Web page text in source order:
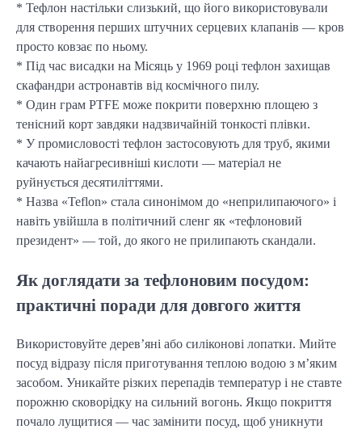
* Тефлон настільки слизький, що його використовували
для створення перших штучних серцевих клапанів — кров
просто ковзає по ньому.
* Під час висадки на Місяць у 1969 році тефлон захищав
скафандри астронавтів від космічного пилу.
* Один грам PTFE може покрити поверхню площею з
тенісний корт завдяки надзвичайній тонкості плівки.
* У промисловості тефлон застосовують для труб, якими
качають найагресивніші кислоти — матеріал не
руйнується десятиліттями.
* Назва «Teflon» стала синонімом до «неприлипаючого» і
навіть увійшла в політичний сленг як «тефлоновий
президент» — той, до якого не прилипають скандали.
Як доглядати за тефлоновим посудом:
практичні поради для довгого життя
Використовуйте дерев’яні або силіконові лопатки. Мийте
посуд відразу після приготування теплою водою з м’яким
засобом. Уникайте різких перепадів температур і не ставте
порожню сковорідку на сильний вогонь. Якщо покриття
почало лущитися — час замінити посуд, щоб уникнути